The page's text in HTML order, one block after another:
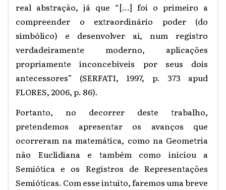
real abstração, já que “[...] foi o primeiro a
compreender o extraordinário poder (do
simbólico) e desenvolver aí, num registro
verdadeiramente moderno, aplicações
propriamente inconcebíveis por seus dois
antecessores” (SERFATI, 1997, p. 373 apud
FLORES, 2006, p. 86).
Portanto, no decorrer deste trabalho,
pretendemos apresentar os avanços que
ocorreram na matemática, como na Geometria
não Euclidiana e também como iniciou a
Semiótica e os Registros de Representações
Semióticas. Com esse intuito, faremos uma breve